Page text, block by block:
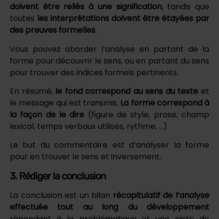
doivent être reliés à une signification, tandis que
toutes les interprétations doivent être étayées par
des preuves formelles.
Vous pouvez aborder l’analyse en partant de la
forme pour découvrir le sens, ou en partant du sens
pour trouver des indices formels pertinents.
En résumé, le fond correspond au sens du texte et
le message qui est transmis. La forme correspond à
la façon de le dire (figure de style, prose, champ
lexical, temps verbaux utilisés, rythme, …).
Le but du commentaire est d’analyser la forme
pour en trouver le sens et inversement.
3. Rédiger la conclusion
La conclusion est un bilan récapitulatif de l’analyse
effectuée tout au long du développement